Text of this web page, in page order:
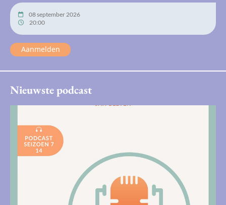
08 september 2026
20:00
Aanmelden
Nieuwste podcast